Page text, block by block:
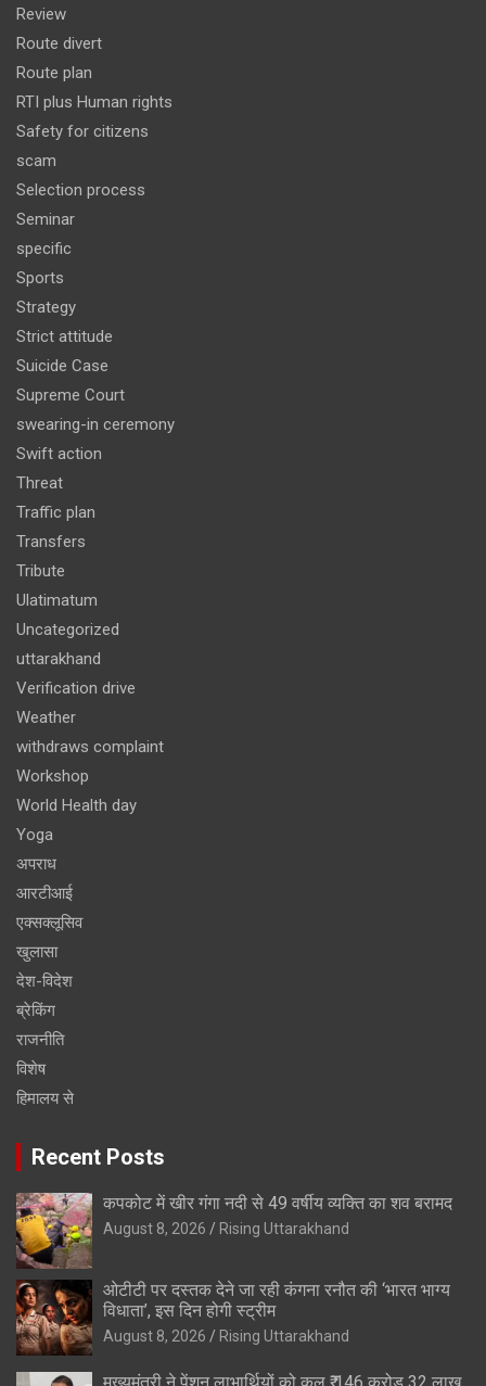
Review
Route divert
Route plan
RTI plus Human rights
Safety for citizens
scam
Selection process
Seminar
specific
Sports
Strategy
Strict attitude
Suicide Case
Supreme Court
swearing-in ceremony
Swift action
Threat
Traffic plan
Transfers
Tribute
Ulatimatum
Uncategorized
uttarakhand
Verification drive
Weather
withdraws complaint
Workshop
World Health day
Yoga
अपराध
आरटीआई
एक्सक्लूसिव
खुलासा
देश-विदेश
ब्रेकिंग
राजनीति
विशेष
हिमालय से
Recent Posts
कपकोट में खीर गंगा नदी से 49 वर्षीय व्यक्ति का शव बरामद
August 8, 2026 Rising Uttarakhand
ओटीटी पर दस्तक देने जा रही कंगना रनौत की ‘भारत भाग्य
विधाता’, इस दिन होगी स्ट्रीम
August 8, 2026 Rising Uttarakhand